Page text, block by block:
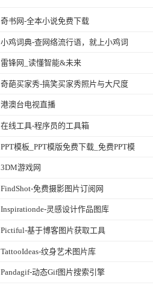
奇书网-全本小说免费下载
小鸡词典-查网络流行语，就上小鸡词
雷锋网_读懂智能&未来
奇葩买家秀-搞笑买家秀照片与大尺度
港澳台电视直播
在线工具-程序员的工具箱
PPT模板_PPT模版免费下载_免费PPT模
3DM游戏网
FindShot-免费摄影图片订阅网
Inspirationde-灵感设计作品图库
Pictiful-基于博客图片获取工具
TattooIdeas-纹身艺术图片库
Pandagif-动态Gif图片搜索引擎